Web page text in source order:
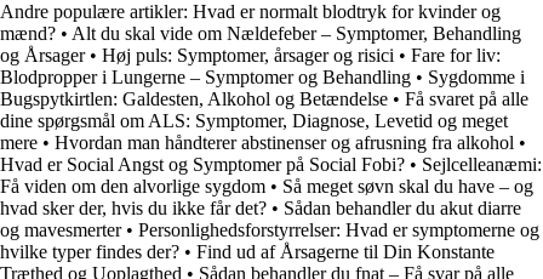
Andre populære artikler: Hvad er normalt blodtryk for kvinder og
mænd? • Alt du skal vide om Nældefeber – Symptomer, Behandling
og Årsager• Høj puls: Symptomer, årsager og risici • Fare for liv:
Blodpropper i Lungerne – Symptomer og Behandling • Sygdomme i
Bugspytkirtlen: Galdesten, Alkohol og Betændelse • Få svaret på alle
dine spørgsmål om ALS: Symptomer, Diagnose, Levetid og meget
mere • Hvordan man håndterer abstinenser og afrusning fra alkohol •
Hvad er Social Angst og Symptomer på Social Fobi? • Sejlcelleanæmi:
Få viden om den alvorlige sygdom • Så meget søvn skal du have – og
hvad sker der, hvis du ikke får det? • Sådan behandler du akut diarre
og mavesmerter• Personlighedsforstyrrelser: Hvad er symptomerne og
hvilke typer findes der? • Find ud af Årsagerne til Din Konstante
Træthed og Uoplagthed • Sådan behandler du fnat – Få svar på alle